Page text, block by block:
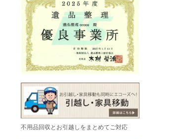
不用品回収とお引越しをまとめてご対応